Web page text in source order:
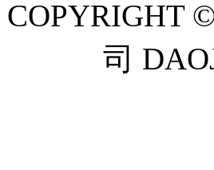
COPYRIGHT
司